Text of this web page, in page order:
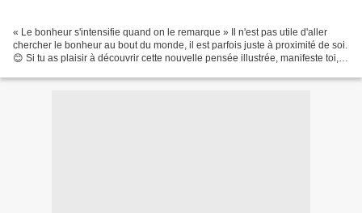
« Le bonheur s'intensifie quand on le remarque » Il n'est pas utile d'aller
chercher le bonheur au bout du monde, il est parfois juste à proximité de soi.
😊 Si tu as plaisir à découvrir cette nouvelle pensée illustrée, manifeste toi,